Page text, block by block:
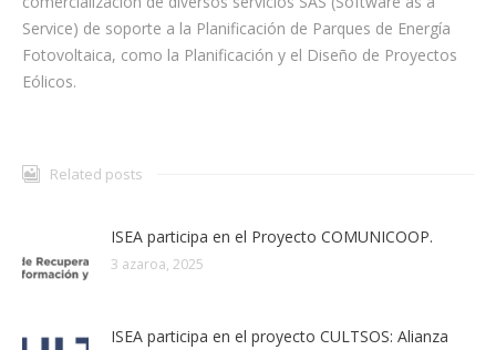
Service) de soporte a la Planificación de Parques de Energía
Fotovoltaica, como la Planificación y el Diseño de Proyectos
Eólicos.
Related posts
ISEA participa en el Proyecto COMUNICOOP.
3 azaroa, 2025
ISEA participa en el proyecto CULTSOS: Alianza